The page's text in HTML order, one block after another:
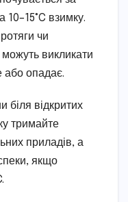
10–15°C взимку.
чи
можуть викликати
або опадає.
біля відкритих
тримайте
приладів, а
якщо